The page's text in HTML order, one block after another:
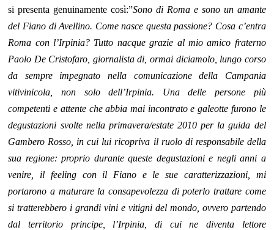
si presenta genuinamente così:”Sono di Roma e sono un amante
del Fiano di Avellino. Come nasce questa passione? Cosa c’entra
Roma con l’Irpinia? Tutto nacque grazie al mio amico fraterno
Paolo De Cristofaro, giornalista di, ormai diciamolo, lungo corso
da sempre impegnato nella comunicazione della Campania
vitivinicola, non solo dell’Irpinia. Una delle persone più
competenti e attente che abbia mai incontrato e galeotte furono le
degustazioni svolte nella primavera/estate 2010 per la guida del
Gambero Rosso, in cui lui ricopriva il ruolo di responsabile della
sua regione: proprio durante queste degustazioni e negli anni a
venire, il feeling con il Fiano e le sue caratterizzazioni, mi
portarono a maturare la consapevolezza di poterlo trattare come
si tratterebbero i grandi vini e vitigni del mondo, ovvero partendo
dal territorio principe, l’Irpinia, di cui ne diventa lettore